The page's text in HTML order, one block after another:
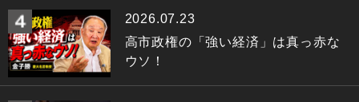
2026.07.23
高市政権の「強い経済」は真っ赤な
ウソ！